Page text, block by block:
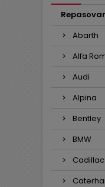
Abarth
Alfa
Audi
Alpina
Bentley
BMW
Cadillac